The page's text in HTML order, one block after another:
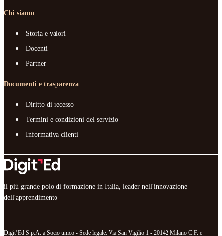
Chi siamo
Storia e valori
Docenti
Partner
Documenti e trasparenza
Diritto di recesso
Termini e condizioni del servizio
Informativa clienti
il più grande polo di formazione in Italia, leader nell'innovazione
dell'apprendimento
Digit’Ed S.p.A. a Socio unico - Sede legale: Via San Vigilio 1 - 20142 Milano C.F. e